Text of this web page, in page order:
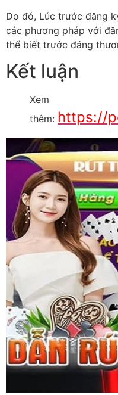
Do đó, Lúc trước đăng
các phương pháp với
thể biết trước đáng
Kết luận
Xem
thêm: https://